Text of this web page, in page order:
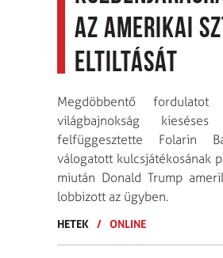
az amerikai
eltiltását
Megdöbbentő
világbajnokság
felfüggesztette Folarin
válogatott kulcsjátékosának
miután Donald Trump
lobbizott az ügyben.
HETEK / ONLINE